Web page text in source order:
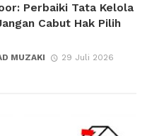
Perbaiki Tata Kelola
Cabut Hak Pilih
MUZAKI 29 Juli 2026